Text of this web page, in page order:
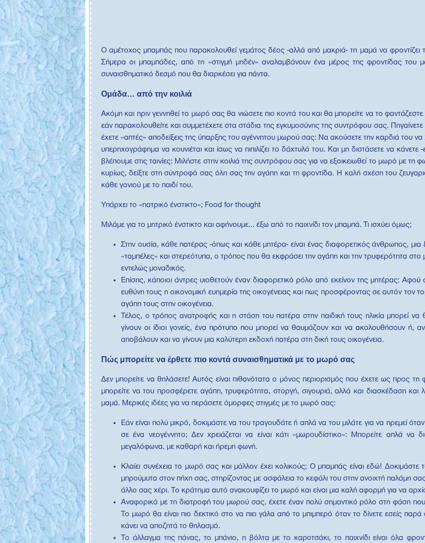
Ο αμέτοχος μπαμπάς που παρακολουθεί γεμάτος δέος -αλλά από μακριά- τη μαμά να φροντίζει
Σήμερα οι μπαμπάδες, από τη «στιγμή μηδέν» αναλαμβάνουν ένα μέρος της φροντίδας του
συναισθηματικό δεσμό που θα διαρκέσει για πάντα.
Ομάδα… από την κοιλιά
Ακόμη και πριν γεννηθεί το μωρό σας θα νιώσετε πιο κοντά του και θα μπορείτε να το
εάν παρακολουθείτε και συμμετέχετε στα στάδια της εγκυμοσύνης της συντρόφου σας.
έχετε «απτές» αποδείξεις της ύπαρξης του αγέννητου μωρού σας: Να ακούσετε την καρδιά του
υπερηχογράφημα να κουνιέται και ίσως να πιπιλίζει το δάχτυλό του. Και μη διστάσετε να
βλέπουμε στις ταινίες: Μιλήστε στην κοιλιά της συντρόφου σας για να εξοικειωθεί το μωρό με
κυρίως, δείξτε στη σύντροφό σας όλη σας την αγάπη και τη φροντίδα. Η καλή σχέση του
κάθε γονιού με το παιδί του.
Υπάρχει το «πατρικό ένστικτο»; Food for thought
Μιλάμε για το μητρικό ένστικτο και αφήνουμε… έξω από το παιχνίδι τον μπαμπά. Τι ισχύει όμως;
Στην ουσία, κάθε πατέρας -όπως και κάθε μητέρα- είναι ένας διαφορετικός άνθρωπος,
«ταμπέλες» και στερεότυπα, ο τρόπος που θα εκφράσει την αγάπη και την τρυφερότητα στο
εντελώς μοναδικός.
Επίσης, κάποιοι άντρες υιοθετούν έναν διαφορετικό ρόλο από εκείνον της μητέρας: Αφού
ευθύνη τους η οικονομική ευημερία της οικογένειας και πως προσφέροντας σε αυτόν τον
αγάπη τους στην οικογένεια.
Τέλος, ο τρόπος ανατροφής και η στάση του πατέρα στην παιδική τους ηλικία μπορεί να
γίνουν οι ίδιοι γονείς, ένα πρότυπο που μπορεί να θαυμάζουν και να ακολουθήσουν ή,
αποβάλουν και να γίνουν μια καλύτερη εκδοχή πατέρα στη δική τους οικογένεια.
Πώς μπορείτε να έρθετε πιο κοντά συναισθηματικά με το μωρό σας
Δεν μπορείτε να θηλάσετε! Αυτός είναι πιθανότατα ο μόνος περιορισμός που έχετε ως προς
μπορείτε να του προσφέρετε αγάπη, τρυφερότητα, στοργή, σιγουριά, αλλά και διασκέδαση και
μαμά. Μερικές ιδέες για να περάσετε όμορφες στιγμές με το μωρό σας:
Εάν είναι πολύ μικρό, δοκιμάστε να του τραγουδάτε ή απλά να του μιλάτε για να ηρεμεί
σε ένα νεογέννητο; Δεν χρειάζεται να είναι κάτι «μωρουδίστικο»: Μπορείτε απλά να
μεγαλόφωνα, με καθαρή και ήρεμη φωνή.
Κλαίει συνέχεια το μωρό σας και μάλλον έχει κολικούς; Ο μπαμπάς είναι εδώ!
μπρούμυτα στον πήχη σας, στηρίζοντας με ασφάλεια το κεφάλι του στην ανοιχτή παλάμη
άλλο σας χέρι. Το κράτημα αυτό ανακουφίζει το μωρό και είναι μια καλή αφορμή για να
Αναφορικά με τη διατροφή του μωρού σας, έχετε έναν πολύ σημαντικό ρόλο στη φάση
Το μωρό θα είναι πιο δεκτικό στο να πιει γάλα από το μπιμπερό όταν το δίνετε εσείς
κάνει να αποζητά το θηλασμό.
Το άλλαγμα της πάνας, το μπάνιο, η βόλτα με το καροτσάκι, το παιχνίδι είναι όλα